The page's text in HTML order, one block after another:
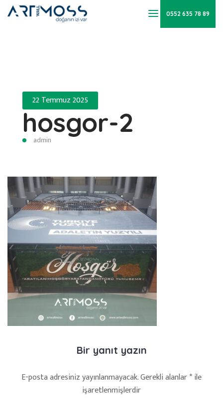
0552 635 78 89
22 Temmuz 2025
hosgor-2
admin
Bir yanıt yazın
E-posta adresiniz yayınlanmayacak.Gerekli alanlar*ile
işaretlenmişlerdir